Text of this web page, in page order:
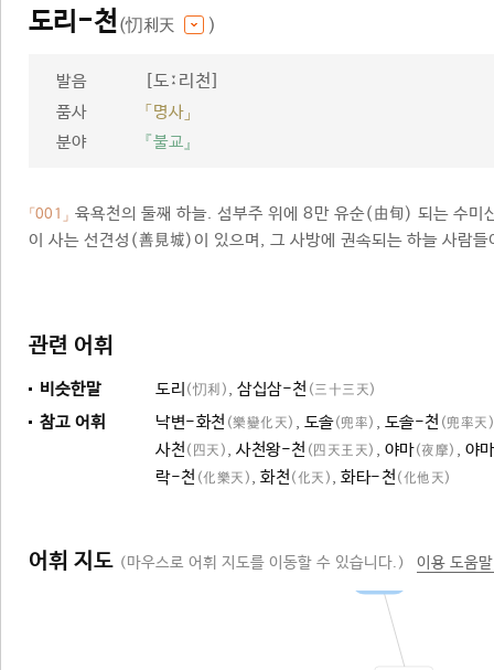
도리-천(忉利天 )
발음 [도ː리천]
품사
「명사」
분야
『불교』
「001」 육욕천의 둘째 하늘. 섬부주 위에 8만 유순(由旬) 되는 수미
이 사는 선견성(善見城)이 있으며, 그 사방에 권속되는 하늘 사람
관련 어휘
비슷한말 도리 (忉利) , 삼십삼-천 (三十三天)
참고 어휘 낙변-화천 (樂變化天) , 도솔(兜率) , 도솔-천 (兜率天)
사천 (四天) , 사천왕-천 (四天王天) , 야마(夜摩) , 야
락-천 (化樂天) , 화천 (化天) , 화타-천 (化他天)
어휘 지도 (마우스로 어휘 지도를 이동할 수 있습니다.) 이용 도움